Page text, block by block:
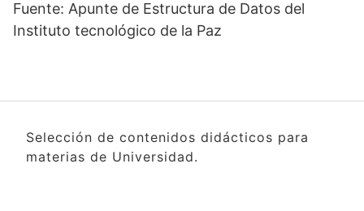
Fuente: Apunte de Estructura de Datos del
Instituto tecnológico de la Paz
Selección de contenidos didácticos para
materias de Universidad.